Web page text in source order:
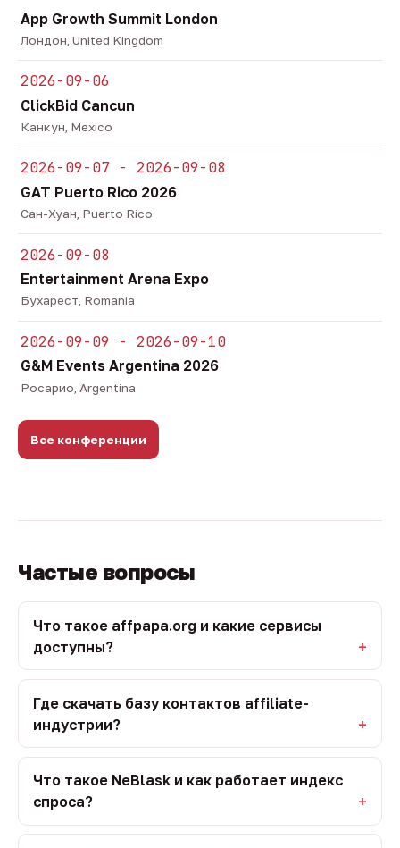
App Growth Summit London
Лондон, United Kingdom
2026-09-06
ClickBid Cancun
Канкун, Mexico
2026-09-07 - 2026-09-08
GAT Puerto Rico 2026
Сан-Хуан, Puerto Rico
2026-09-08
Entertainment Arena Expo
Бухарест, Romania
2026-09-09 - 2026-09-10
G&M Events Argentina 2026
Росарио, Argentina
Все конференции
Частые вопросы
Что такое affpapa.org и какие сервисы
доступны?
Где скачать базу контактов affiliate-
индустрии?
Что такое NeBlask и как работает индекс
спроса?